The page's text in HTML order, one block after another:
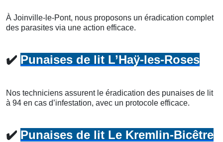
À Joinville-le-Pont, nous proposons un éradication complet
des parasites via une action efficace.
✔️ Punaises de lit L’Haÿ-les-Roses
Nos techniciens assurent le éradication des punaises de lit
à 94 en cas d’infestation, avec un protocole efficace.
✔️ Punaises de lit Le Kremlin-Bicêtre